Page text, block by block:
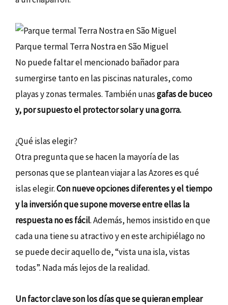
Parque termal Terra Nostra en São Miguel
No puede faltar el mencionado bañador para
sumergirse tanto en las piscinas naturales, como
playas y zonas termales. También unasgafas de buceo
y, por supuesto el protector solar y una gorra.
¿Qué islas elegir?
Otra pregunta que se hacen la mayoría de las
personas que se plantean viajar a las Azores es qué
islas elegir.Con nueve opciones diferentes y el tiempo
y la inversión que supone moverse entre ellas la
respuesta no es fácil. Además, hemos insistido en que
cada una tiene su atractivo y en este archipiélago no
se puede decir aquello de, “vista una isla, vistas
todas”. Nada más lejos de la realidad.
Un factor clave son los días que se quieran emplear